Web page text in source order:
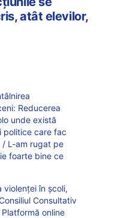
atât elevilor,
Reducerea
unde există
politice care fac
/ L-am rugat pe
foarte bine ce
în școli,
Consultativ
online